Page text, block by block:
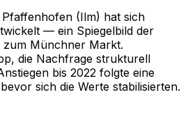
(Ilm) hat sich
— ein Spiegelbild der
zum Münchner Markt.
die Nachfrage strukturell
bis 2022 folgte eine
sich die Werte stabilisierten.